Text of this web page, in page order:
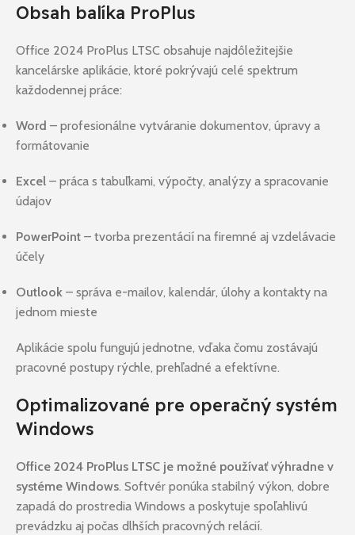
Obsah balíka ProPlus
Office 2024 ProPlus LTSC obsahuje najdôležitejšie
kancelárske aplikácie, ktoré pokrývajú celé spektrum
každodennej práce:
Word – profesionálne vytváranie dokumentov, úpravy a
formátovanie
Excel – práca s tabuľkami, výpočty, analýzy a spracovanie
údajov
PowerPoint – tvorba prezentácií na firemné aj vzdelávacie
účely
Outlook – správa e-mailov, kalendár, úlohy a kontakty na
jednom mieste
Aplikácie spolu fungujú jednotne, vďaka čomu zostávajú
pracovné postupy rýchle, prehľadné a efektívne.
Optimalizované pre operačný systém
Windows
Office 2024 ProPlus LTSC je možné používať výhradne v
systéme Windows. Softvér ponúka stabilný výkon, dobre
zapadá do prostredia Windows a poskytuje spoľahlivú
prevádzku aj počas dlhších pracovných relácií.